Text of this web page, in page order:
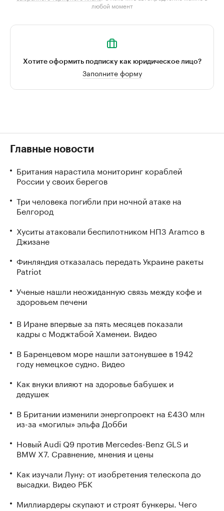
любой момент
Хотите оформить подписку как юридическое лицо?
Заполните форму
Главные новости
Британия нарастила мониторинг кораблей
России у своих берегов
Три человека погибли при ночной атаке на
Белгород
Хуситы атаковали беспилотником НПЗ Aramco в
Джизане
Финляндия отказалась передать Украине ракеты
Patriot
Ученые нашли неожиданную связь между кофе и
здоровьем печени
В Иране впервые за пять месяцев показали
кадры с Моджтабой Хаменеи. Видео
В Баренцевом море нашли затонувшее в 1942
году немецкое судно. Видео
Как внуки влияют на здоровье бабушек и
дедушек
В Британии изменили энергопроект на £430 млн
из-за «могилы» эльфа Добби
Новый Audi Q9 против Mercedes-Benz GLS и
BMW X7. Сравнение, мнения и цены
Как изучали Луну: от изобретения телескопа до
высадки. Видео РБК
Миллиардеры скупают и строят бункеры. Чего